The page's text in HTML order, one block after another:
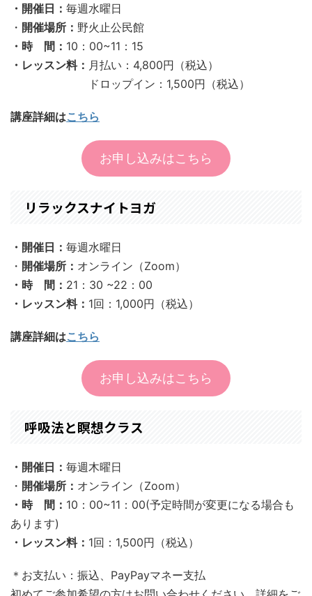
・開催日： 毎週水曜日
・ 開催場所： 野火止公民館
・時 間： 10：00~11：15
・レッスン料： 月払い：4,800円（税込）
ドロップイン：1,500円（税込）
講座詳細はこちら
お申し込みはこちら
リラックスナイトヨガ
・開催日： 毎週水曜日
・ 開催場所： オンライン（Zoom）
・時 間： 21 ：30 ~22 ：00
・レッスン料： 1回：1,000円 （税込）
講座詳細はこちら
お申し込みはこちら
呼吸法と瞑想クラス
・開催日： 毎週木曜日
・ 開催場所： オンライン（Zoom）
・時 間： 10：00~11：00(予定時間が変更になる場合も
あります)
・レッスン料： 1回：1,500円 （税込）
＊お支払い：振込、PayPayマネー支払